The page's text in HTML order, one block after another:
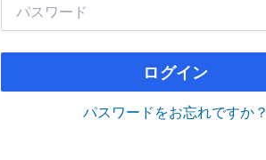
ログイン
パスワードをお忘れですか？